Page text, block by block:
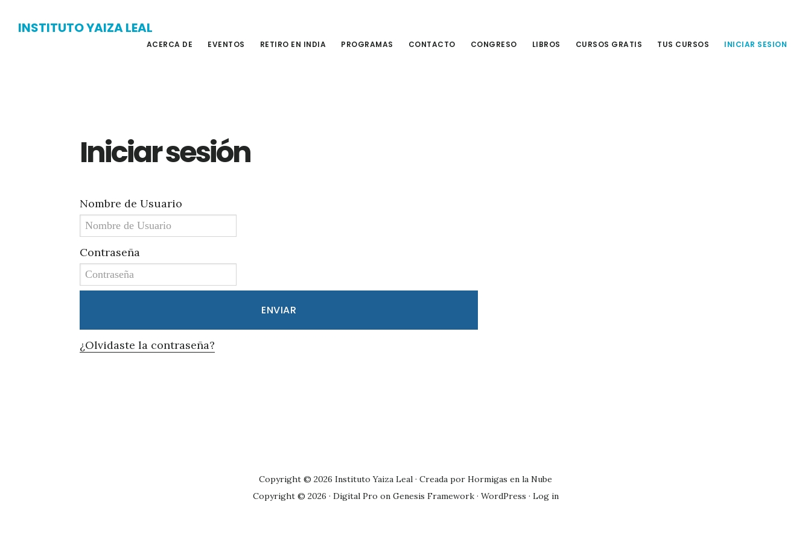
INSTITUTO YAIZA LEAL
ACERCA DE EVENTOS RETIRO EN INDIA PROGRAMAS CONTACTO CONGRESO LIBROS CURSOS GRATIS TUS CURSOS INICIAR SESION
Iniciar sesión
Nombre de Usuario
Contraseña
¿Olvidaste la contraseña?
Copyright © 2026 Instituto Yaiza Leal · Creada por Hormigas en la Nube
Copyright © 2026 · Digital Pro on Genesis Framework· WordPress · Log in